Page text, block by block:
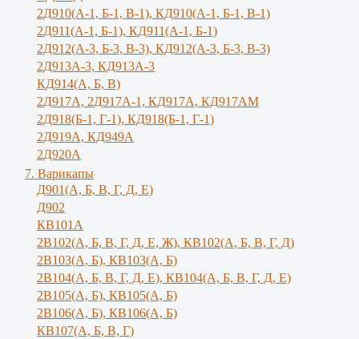
2Д910(А-1, Б-1, В-1), КД910(А-1, Б-1, В-1)
2Д911(А-1, Б-1), КД911(А-1, Б-1)
2Д912(А-3, Б-3, В-3), КД912(А-3, Б-3, В-3)
2Д913А-3, КД913А-3
КД914(А, Б, В)
2Д917А, 2Д917A-1, КД917А, КД917АМ
2Д918(Б-1, Г-1), КД918(Б-1, Г-1)
2Д919А, КД949А
2Д920А
7. Варикапы
Д901(А, Б, В, Г, Д, Е)
Д902
КВ101А
2В102(А, Б, В, Г, Д, Е, Ж), КВ102(А, Б, В, Г, Д)
2В103(А, Б), КВ103(А, Б)
2В104(А, Б, В, Г, Д, Е), КВ104(А, Б, B, Г, Д, E)
2В105(А, Б), КВ105(А, Б)
2В106(А, Б), КВ106(А, Б)
КВ107(А, Б, В, Г)